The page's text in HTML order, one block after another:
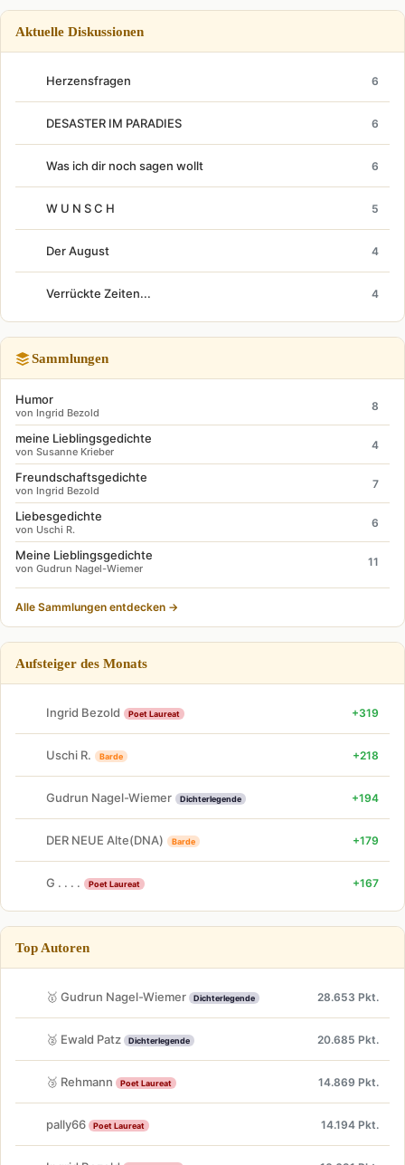
Aktuelle Diskussionen
Herzensfragen 6
DESASTER IM PARADIES 6
Was ich dir noch sagen wollt 6
W U N S C H 5
Der August 4
Verrückte Zeiten... 4
Sammlungen
Humor
von Ingrid Bezold
8
meine Lieblingsgedichte
von Susanne Krieber
4
Freundschaftsgedichte
von Ingrid Bezold
7
Liebesgedichte
von Uschi R.
6
Meine Lieblingsgedichte
von Gudrun Nagel-Wiemer
11
Alle Sammlungen entdecken →
Aufsteiger des Monats
Ingrid Bezold Poet Laureat +319
Uschi R. Barde +218
Gudrun Nagel-Wiemer Dichterlegende +194
DER NEUE Alte(DNA) Barde +179
G . . . . Poet Laureat +167
Top Autoren
🥇 Gudrun Nagel-Wiemer Dichterlegende 28.653 Pkt.
🥈 Ewald Patz Dichterlegende 20.685 Pkt.
🥉 Rehmann Poet Laureat 14.869 Pkt.
pally66 Poet Laureat 14.194 Pkt.